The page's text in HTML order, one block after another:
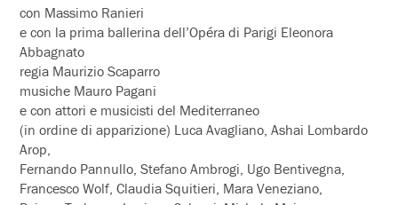
con Massimo Ranieri
e con la prima ballerina dell’Opéra di Parigi Eleonora
Abbagnato
regia Maurizio Scaparro
musiche Mauro Pagani
e con attori e musicisti del Mediterraneo
(in ordine di apparizione) Luca Avagliano, Ashai Lombardo
Arop,
Fernando Pannullo, Stefano Ambrogi, Ugo Bentivegna,
Francesco Wolf, Claudia Squitieri, Mara Veneziano,